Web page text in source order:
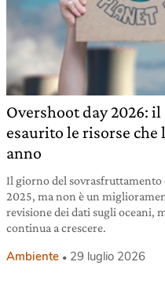
Overshoot day 2026:
esaurito le risorse che
anno
Il giorno del sovrasfruttamento
2025, ma non è un
revisione dei dati sugli oceani,
continua a crescere.
Ambiente 29 luglio 2026